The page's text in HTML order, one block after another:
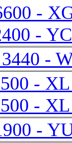
-
-
-
-
-
-